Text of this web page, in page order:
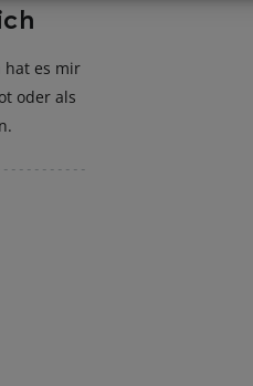
hat es mir
oder als